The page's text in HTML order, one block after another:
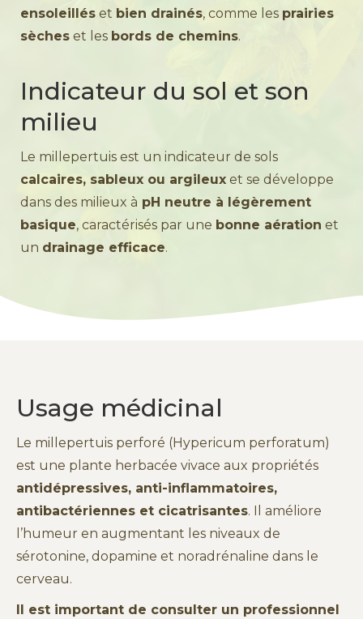
ensoleillés et bien drainés, comme les prairies
sèches et les bords de chemins.
Indicateur du sol et son
milieu
Le millepertuis est un indicateur de sols
calcaires, sableux ou argileux et se développe
dans des milieux à pH neutre à légèrement
basique, caractérisés par une bonne aération et
un drainage efficace.
Usage médicinal
Le millepertuis perforé (Hypericum perforatum)
est une plante herbacée vivace aux propriétés
antidépressives, anti-inflammatoires,
antibactériennes et cicatrisantes. Il améliore
l’humeur en augmentant les niveaux de
sérotonine, dopamine et noradrénaline dans le
cerveau.
Il est important de consulter un professionnel